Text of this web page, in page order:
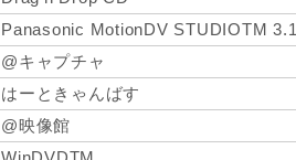
Panasonic MotionDV STUDIOTM 3.1
@キャプチャ
はーときゃんばす
@映像館